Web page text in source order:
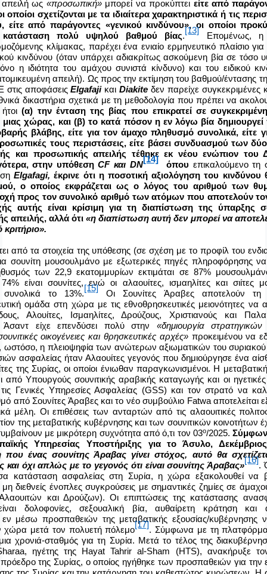
ως «προσωπική»μπορεί να προκύπτει είτε από
οποίοι σχετίζονται με τα ιδιαίτερα χαρακτηριστικά ή τις
είτεαπό παράγοντες «γενικού κινδύνου», οι οποίοι
κατάσταση πολύ υψηλού βαθμού βίας.
[13]
Επομένως, η
κλίμακας, παρέχει ένα ενιαίο ερμηνευτικό πλαίσιο
κινδύνου (όταν υπάρχει αδιακρίτως ασκούμενη βία σε τόσο
η ιδιότητα του αμάχου συνιστά κίνδυνο) και του ειδικού
απειλή). Ως προς την εκτίμηση του βαθμού/έντασης
στις αποφάσεις Elgafaji καιDiakite δεν παρείχε συγκεκριμένες
δικαστήρια σχετικά με τη μεθοδολογία που πρέπει να
(α) την ένταση της βίας που επικρατεί σε
μιας χώρας, και (β) το κατά πόσον η εν λόγω βία δημιουργεί
βλάβης, είτε για τον άμαχο πληθυσμό συνολικά, είτε
τους περιστάσεις, είτε βάσει συνδυασμού των
και προσωπικής απειλής τέθηκε εκ νέου ενώπιον του
στην υπόθεσηCF και DN
[14]
όπου επικαλούμενο τη
Elgafagi, έκρινε ότι η ποσοτική αξιολόγηση του κινδύνου
ο οποίος εκφράζεται ως ο λόγος του αριθμού των
προς τον συνολικό αριθμό των ατόμων που αποτελούν
αυτής είναι κρίσιμη για τη διαπίστωση της ύπαρξης
απειλής, αλλά ότι«η διαπίστωση αυτή δεν μπορεί να
κριτήριο».
από τα στοιχεία της υπόθεσης (σε σχέση με το προφίλ του
σουνίτη μουσουλμάνο με εξωτερικές πηγές πληροφόρησης
των 22,9 εκατομμυρίων εκτιμάται σε 87%
είναι σουνίτες, ενώ οι αλαουίτες, ισμαηλίτες και σιίτες
συνολικά το 13%.
[15]
Oι Σουνίτες Άραβες αποτελούν τη
ομάδα στη χώρα με τις εθνοθρησκευτικές μειονότητες να
Αλουίτες, Ισμαηλίτες, Δρούζους, Χριστιανούς και
Άσαντ είχε επενδύσει πολύ στην «δημιουργία
οικογένειες και θρησκευτικές αρχές»προκειμένου να
ωστόσο, η πλειοψηφία των ανώτερων αξιωματικών του συριακού
ασφαλείας ήταν Αλαουίτες γεγονός που δημιούργησε ένα
της Συρίας, οι οποίοι ένιωθαν παραγκωνισμένοι. Η
από Υπουργούς σουνιτικής αραβικής καταγωγής και οι
Γενικές Υπηρεσίες Ασφαλείας (GSS) και τον στρατό να
από Σουνίτες Άραβες και το νέο συμβούλιο Fatwaαποτελείται
μέλη. Οι επιθέσεις των ανταρτών από τις αλαουιτικές
της μεταβατικής κυβέρνησης και των σουνιτικών κοινοτήτων
με μικρότερη συχνότητα από ό,τι τον 03ο/2025.
Υπηρεσίας Υποστήριξης για το Άσυλο,
που ένας σουνίτης Άραβας γίνει στόχος, αυτό θα
και όχι απλώς με το γεγονός ότι είναι σουνίτης Άραβας»
[16]
.
κατάσταση ασφαλείας στη Συρία, η χώρα εξακολουθεί να
μη διεθνείς ένοπλες συγκρούσεις με σημαντικές ζημίες σε
Αλαουιτών και Δρούζων). Οι επιπτώσεις της κατάστασης
δολοφονίες, σεξουαλική βία, αυθαίρετη κράτηση και
εν μέσω προσπαθειών της μεταβατικής εξουσίας/κυβέρνησης
χώρα μετά τον πολυετή πόλεμο
[17]
. Σύμφωνα με τη
χρονιά-σταθμός για τη Συρία. Μετά το τέλος της
, ηγέτης της Hayat Tahrir al-Sham (HTS), ανακήρυξε
πρόεδρο της Συρίας, ο οποίος ηγήθηκε των προσπαθειών για την